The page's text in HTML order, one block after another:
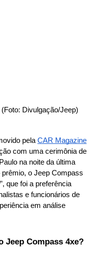
Divulgação/Jeep)
pela CAR Magazine
com uma cerimônia de
na noite da última
o Jeep Compass
que foi a preferência
e funcionários de
em análise
Jeep Compass 4xe?